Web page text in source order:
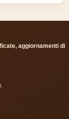
aggiornamenti di